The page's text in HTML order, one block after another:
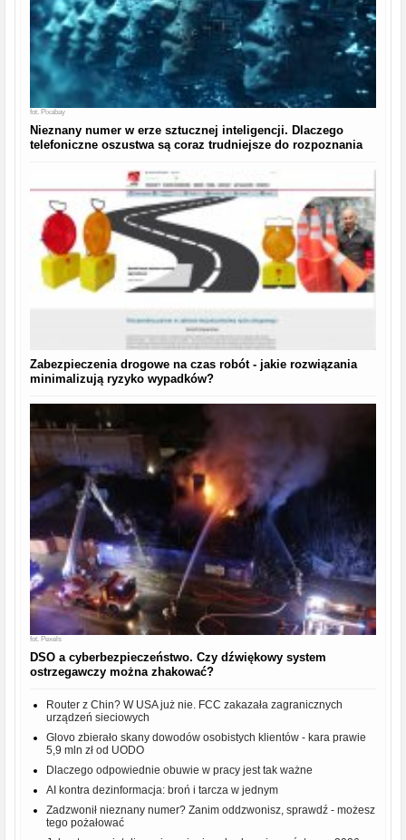
fot. Pixabay
Nieznany numer w erze sztucznej inteligencji. Dlaczego
telefoniczne oszustwa są coraz trudniejsze do rozpoznania
Zabezpieczenia drogowe na czas robót - jakie rozwiązania
minimalizują ryzyko wypadków?
fot. Pexels
DSO a cyberbezpieczeństwo. Czy dźwiękowy system
ostrzegawczy można zhakować?
Router z Chin? W USA już nie. FCC zakazała zagranicznych
urządzeń sieciowych
Glovo zbierało skany dowodów osobistych klientów - kara prawie
5,9 mln zł od UODO
Dlaczego odpowiednie obuwie w pracy jest tak ważne
AI kontra dezinformacja: broń i tarcza w jednym
Zadzwonił nieznany numer? Zanim oddzwonisz, sprawdź - możesz
tego pożałować